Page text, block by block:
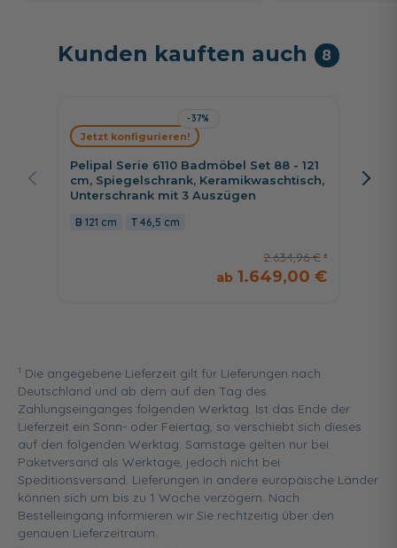
Kunden kauften auch 8
-37%
Pelipal Serie 6110 Badmöbel Set 88 - 121
cm, Spiegelschrank, Keramikwaschtisch,
Unterschrank mit 3 Auszügen
121 cm 46,5 cm
2.634,96 €
1.649,00 €
Jetzt konfigurieren!
cm,
1 Die angegebene Lieferzeit gilt für Lieferungen nach
Deutschland und ab dem auf den Tag des
Zahlungseinganges folgenden Werktag. Ist das Ende der
Lieferzeit ein Sonn- oder Feiertag, so verschiebt sich dieses
auf den folgenden Werktag. Samstage gelten nur bei
Paketversand als Werktage, jedoch nicht bei
Speditionsversand. Lieferungen in andere europäische Länder
können sich um bis zu 1 Woche verzögern. Nach
Bestelleingang informieren wir Sie rechtzeitig über den
genauen Lieferzeitraum.